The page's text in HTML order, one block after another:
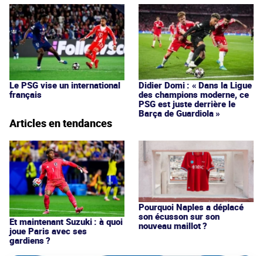
Le PSG vise un international
français
Didier Domi : « Dans la Ligue
des champions moderne, ce
PSG est juste derrière le
Barça de Guardiola »
Articles en tendances
Et maintenant Suzuki : à quoi
joue Paris avec ses
gardiens ?
Pourquoi Naples a déplacé
son écusson sur son
nouveau maillot ?